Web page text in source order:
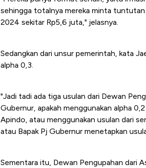
sehingga totalnya mereka minta tuntutan
2024 sekitar Rp5,6 juta," jelasnya.
Sedangkan dari unsur pemerintah, kata
alpha 0,3.
"Jadi tadi ada tiga usulan dari Dewan
Gubernur, apakah menggunakan alpha
Apindo, atau menggunakan usulan dari
atau Bapak Pj Gubernur menetapkan
Sementara itu, Dewan Pengupahan dari
Tembaga Terbang ke